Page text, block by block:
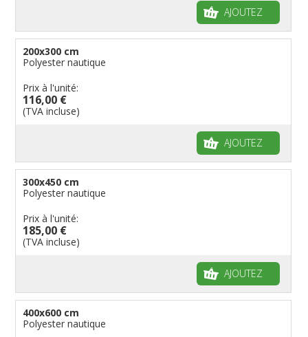
AJOUTEZ
200x300 cm
Polyester nautique
Prix à l'unité:
116,00 €
(TVA incluse)
AJOUTEZ
300x450 cm
Polyester nautique
Prix à l'unité:
185,00 €
(TVA incluse)
AJOUTEZ
400x600 cm
Polyester nautique